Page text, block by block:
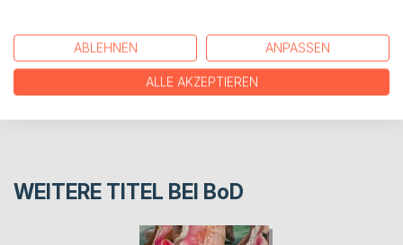
REZENSIONEN
WEITERE TITEL BEI BoD
ABLEHNEN ANPASSEN
ALLE AKZEPTIEREN